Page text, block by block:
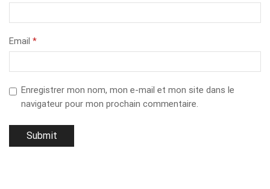
Email *
Enregistrer mon nom, mon e-mail et mon site dans le
navigateur pour mon prochain commentaire.